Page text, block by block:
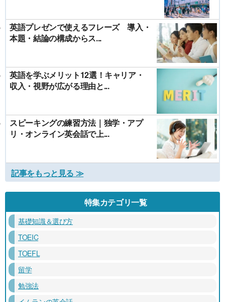
英語プレゼンで使えるフレーズ 導入・
本題・結論の構成からス...
英語を学ぶメリット12選！キャリア・
収入・視野が広がる理由と...
スピーキングの練習方法｜独学・アプ
リ・オンライン英会話で上...
記事をもっと見る ≫
特集カテゴリ一覧
基礎知識＆選び方
TOEIC
TOEFL
留学
勉強法